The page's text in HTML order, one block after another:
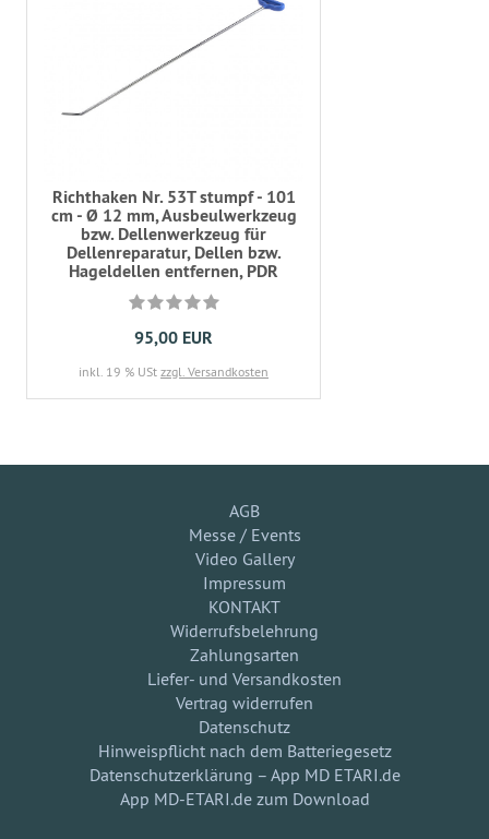
Richthaken Nr. 53T stumpf - 101
cm - Ø 12 mm, Ausbeulwerkzeug
bzw. Dellenwerkzeug für
Dellenreparatur, Dellen bzw.
Hageldellen entfernen, PDR
95,00 EUR
inkl. 19 % USt zzgl. Versandkosten
AGB
Messe / Events
Video Gallery
Impressum
KONTAKT
Widerrufsbelehrung
Zahlungsarten
Liefer- und Versandkosten
Vertrag widerrufen
Datenschutz
Hinweispflicht nach dem Batteriegesetz
Datenschutzerklärung – App MD ETARI.de
App MD-ETARI.de zum Download